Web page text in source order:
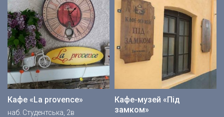
Кафе «La provence»
наб. Студентська, 2в
Кафе-музей «Під
замком»